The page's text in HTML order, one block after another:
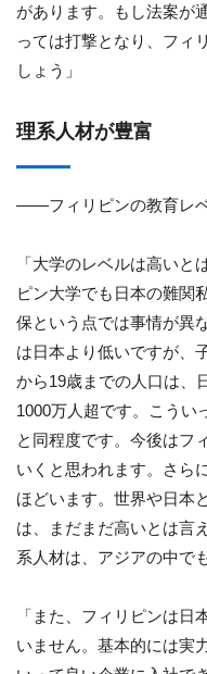
があります。もし法案が
っては打撃となり、フィ
しょう」
理系人材が豊富
――フィリピンの教育レ
「大学のレベルは高いと
ピン大学でも日本の難関
保という点では事情が異
は日本より低いですが、
から19歳までの人口は、
1000万人超です。こうい
と同程度です。今後はフ
いくと思われます。さら
ほどいます。世界や日本
は、まだまだ高いとは言
系人材は、アジアの中で
「また、フィリピンは日
いません。基本的には実